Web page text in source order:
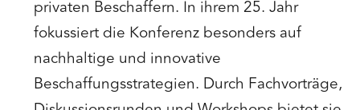
privaten Beschaffern. In ihrem 25. Jahr
fokussiert die Konferenz besonders auf
nachhaltige und innovative
Beschaffungsstrategien. Durch Fachvorträge,